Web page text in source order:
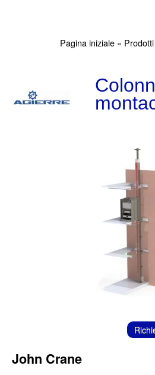
Pagina iniziale » Prodotti
John Crane